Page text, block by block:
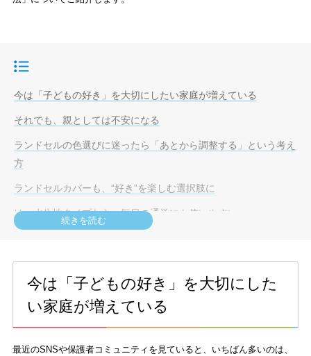
今は「子どもの好き」を大切にしたい家庭が増えている
それでも、親としては不安になる
ランドセルの色選びに迷ったら「あとから調整する」という考え
方
ランドセルカバーも、“好き”を楽しむ選択肢に
はっ水生地タイプなら、毎日の通学にも使いやすい
続きを読む
今は「子どもの好き」を大切にした
い家庭が増えている
最近のSNSや保護者コミュニティを見ていると、いちばん多いのは、